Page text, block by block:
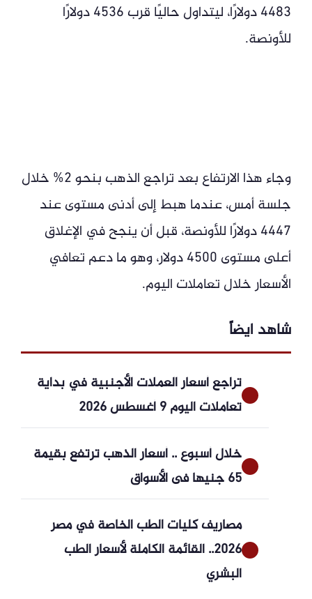
4483 دولارًا، ليتداول حاليًا قرب 4536 دولارًا
للأونصة.
وجاء هذا الارتفاع بعد تراجع الذهب بنحو 2% خلال
جلسة أمس، عندما هبط إلى أدنى مستوى عند
4447 دولارًا للأونصة، قبل أن ينجح في الإغلاق
أعلى مستوى 4500 دولار، وهو ما دعم تعافي
الأسعار خلال تعاملات اليوم.
شاهد ايضاً
تراجع أسعار العملات الأجنبية في بداية
تعاملات اليوم 9 أغسطس 2026
خلال أسبوع .. أسعار الذهب ترتفع بقيمة
65 جنيها فى الأسواق
مصاريف كليات الطب الخاصة في مصر
2026.. القائمة الكاملة لأسعار الطب
البشري